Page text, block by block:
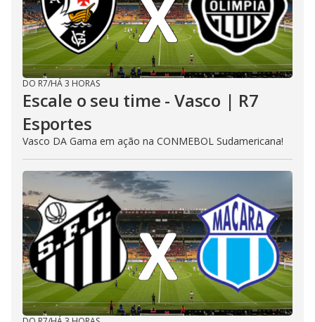
DO R7/HÁ 3 HORAS
Escale o seu time - Vasco | R7
Esportes
Vasco DA Gama em ação na CONMEBOL Sudamericana!